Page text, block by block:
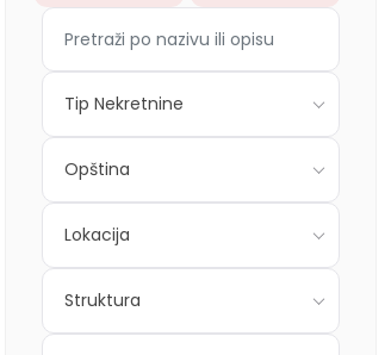
Tip Nekretnine
Opština
Lokacija
Struktura